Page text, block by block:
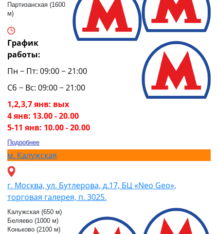
Партизанская (1600
м)
График
работы:
Пн − Пт: 09:00 − 21:00
Сб − Вс: 09:00 − 21:00
1,2,3,7 янв: вых
4 янв: 13.00 - 20.00
5-11 янв: 10.00 - 20.00
Подробнее
м. Калужская
г. Москва, ул. Бутлерова, д.17, БЦ «Neo Geo»,
торговая галерея, п. 3025.
Калужская (650 м)
Беляево (1000 м)
Коньково (2100 м)